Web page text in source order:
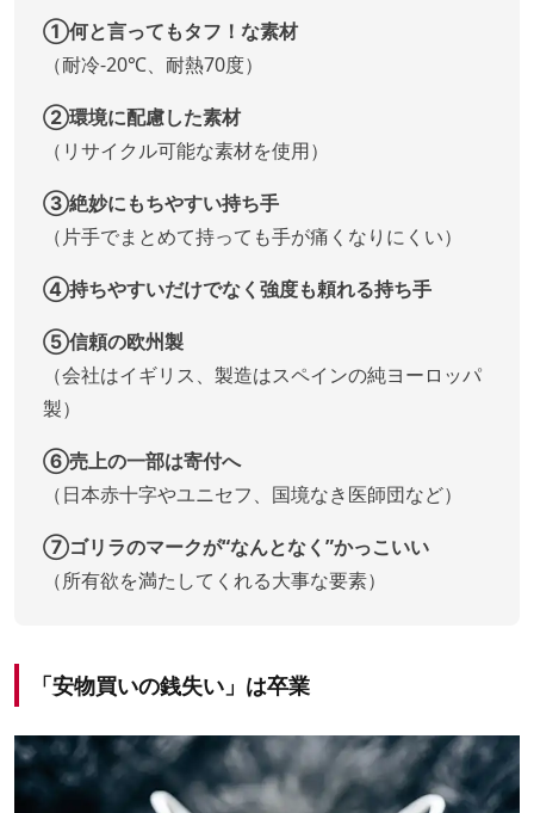
①何と言ってもタフ！な素材
（耐冷-20℃、耐熱70度）
②環境に配慮した素材
（リサイクル可能な素材を使用）
③絶妙にもちやすい持ち手
（片手でまとめて持っても手が痛くなりにくい）
④持ちやすいだけでなく強度も頼れる持ち手
⑤信頼の欧州製
（会社はイギリス、製造はスペインの純ヨーロッパ
製）
⑥売上の一部は寄付へ
（日本赤十字やユニセフ、国境なき医師団など）
⑦ゴリラのマークが“なんとなく”かっこいい
（所有欲を満たしてくれる大事な要素）
「安物買いの銭失い」は卒業